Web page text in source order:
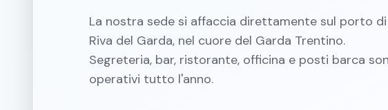
La nostra sede si affaccia direttamente sul porto di
Riva del Garda, nel cuore del Garda Trentino.
Segreteria, bar, ristorante, officina e posti barca
operativi tutto l'anno.